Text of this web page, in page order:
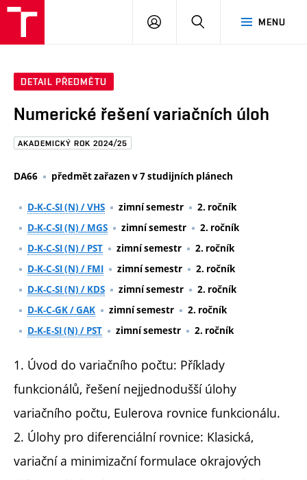
Brno
MENU
PŘIHLÁSIT
DETAIL PŘEDMĚTU
Numerické řešení variačních úloh
AKADEMICKÝ ROK 2024/25
DA66 předmět zařazen v 7 studijních plánech
D-K-C-SI (N) / VHS zimní semestr
2. ročník
D-K-C-SI (N) / MGS
zimní semestr
2. ročník
D-K-C-SI (N) / PST
zimní semestr
2. ročník
D-K-C-SI (N) / FMI
zimní semestr
2. ročník
D-K-C-SI (N) / KDS
zimní semestr
2. ročník
D-K-C-GK / GAK
zimní semestr
2. ročník
D-K-E-SI (N) / PST
zimní semestr 2. ročník
1. Úvod do variačního počtu: Příklady
funkcionálů, řešení nejjednodušší úlohy
variačního počtu, Eulerova rovnice funkcionálu.
2. Úlohy pro diferenciální rovnice: Klasická,
variační a minimizační formulace okrajových